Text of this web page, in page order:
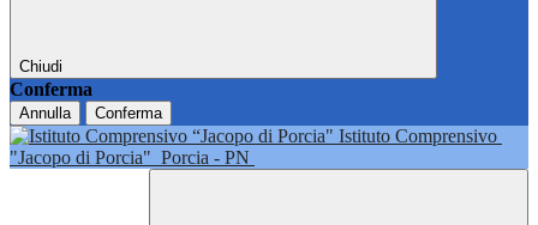
Chiudi
Conferma
Annulla Conferma
Istituto Comprensivo
"Jacopo di Porcia" Porcia - PN